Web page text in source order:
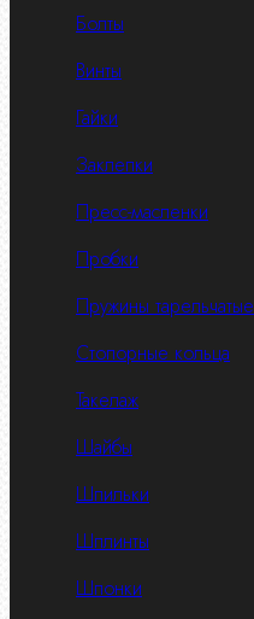
Болты
Винты
Гайки
Заклепки
Пресс-масленки
Пробки
Пружины тарельчатые
Стопорные кольца
Такелаж
Шайбы
Шпильки
Шплинты
Шпонки